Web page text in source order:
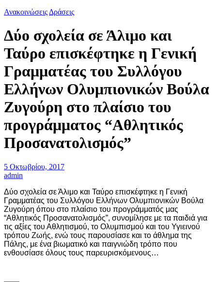
Ανακοινώσεις Δράσεις
Δύο σχολεία σε Άλιμο και
Ταύρο επισκέφτηκε η Γενική
Γραμματέας του Συλλόγου
Ελλήνων Ολυμπιονικών Βούλα
Ζυγούρη στο πλαίσιο του
προγράμματος “Αθλητικός
Προσανατολισμός”
5 Οκτωβρίου, 2017
admin
Δύο σχολεία σε Άλιμο και Ταύρο επισκέφτηκε η Γενική
Γραμματέας του Συλλόγου Ελλήνων Ολυμπιονικών Βούλα
Ζυγούρη όπου στο πλαίσιο του προγράμματός μας
“Αθλητικός Προσανατολισμός”, συνομίλησε με τα παιδιά για
τις αξίες του Αθλητισμού, το Ολυμπισμού και του Υγιεινού
τρόπου Ζωής, ενώ τους παρουσίασε και το άθλημα της
Πάλης, με ένα βιωματικό και παιγνιώδη τρόπο που
ενθουσίασε όλους τους παρευρισκόμενους…